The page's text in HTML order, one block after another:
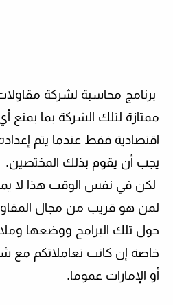
برنامج محاسبة لشركة
ممتازة لتلك الشركة بما
اقتصادية فقط عندما يتم
يجب أن يقوم بذلك المختصين.
لكن في نفس الوقت هذا لا
لمن هو قريب من مجال
حول تلك البرامج ووضعها
خاصة إن كانت تعاملاتكم مع
أو الإمارات عموما.